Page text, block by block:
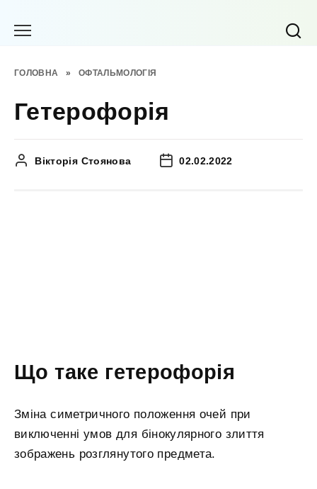
ГОЛОВНА » ОФТАЛЬМОЛОГІЯ
Гетерофорія
Вікторія Стоянова 02.02.2022
Що таке гетерофорія
Зміна симетричного положення очей при
виключенні умов для бінокулярного злиття
зображень розглянутого предмета.